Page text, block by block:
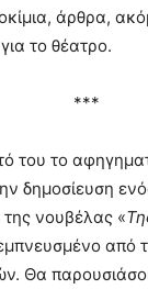
άρθρα,
το θέατρο.
***
του το
δημοσίευση
νουβέλας «
από
Θα